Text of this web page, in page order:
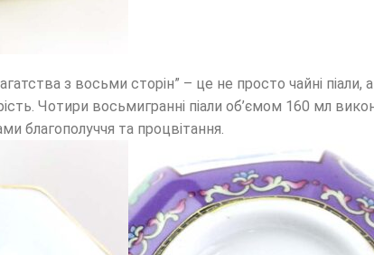
з восьми сторін” – це не просто чайні
Чотири восьмигранні піали об’ємом 160 мл
благополуччя та процвітання.